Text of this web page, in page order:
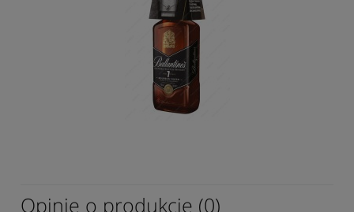
Opinie o produkcie (0)